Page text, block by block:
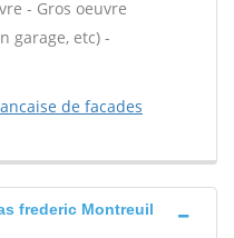
- Gros oeuvre
garage, etc) -
de facades
frederic Montreuil